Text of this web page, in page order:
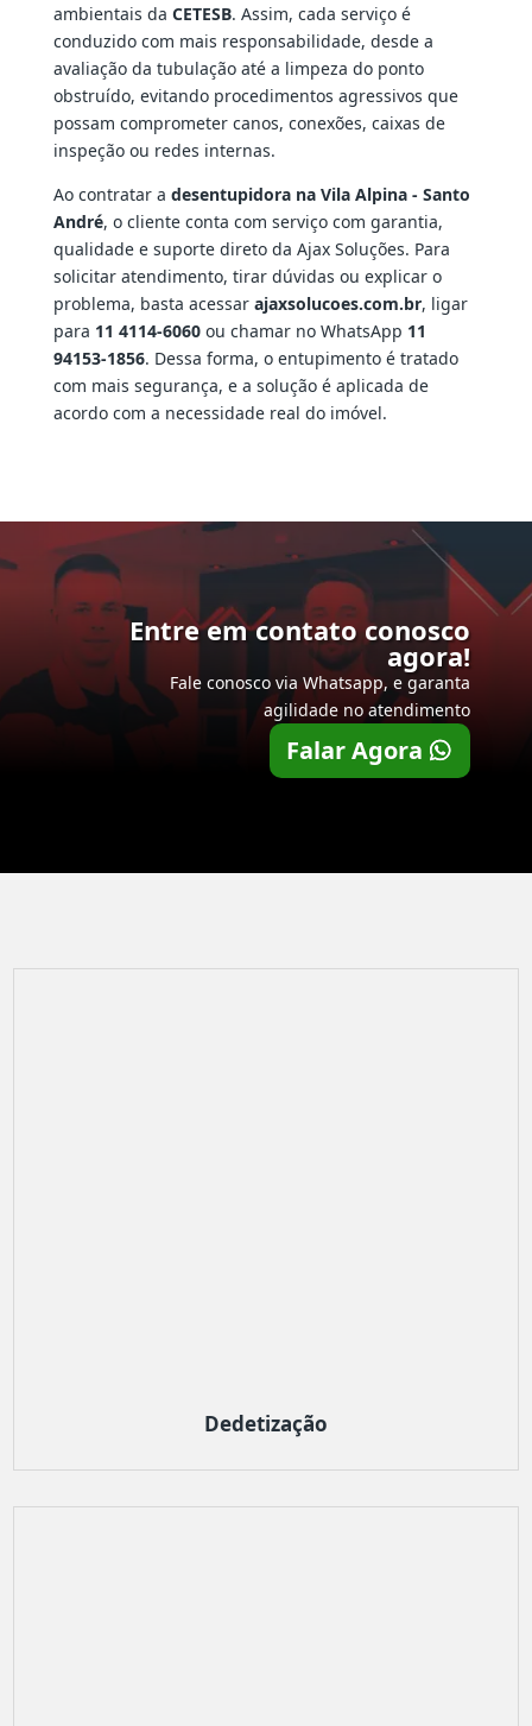
ambientais da CETESB. Assim, cada serviço é
conduzido com mais responsabilidade, desde a
avaliação da tubulação até a limpeza do ponto
obstruído, evitando procedimentos agressivos que
possam comprometer canos, conexões, caixas de
inspeção ou redes internas.
Ao contratar a desentupidora na Vila Alpina - Santo
André, o cliente conta com serviço com garantia,
qualidade e suporte direto da Ajax Soluções. Para
solicitar atendimento, tirar dúvidas ou explicar o
problema, basta acessar ajaxsolucoes.com.br, ligar
para 11 4114-6060ou chamar no WhatsApp 11
94153-1856. Dessa forma, o entupimento é tratado
com mais segurança, e a solução é aplicada de
acordo com a necessidade real do imóvel.
Entre em contato conosco
agora!
Fale conosco via Whatsapp, e garanta
agilidade no atendimento
Falar Agora
Dedetização